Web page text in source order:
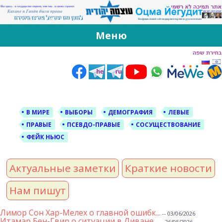
За Оцма Йегудит
עוצמה יהודית ברוסית ובעברית
Меню
В МИРЕ ВЫБОРЫ ДЕМОГРАФИЯ
ЛЕВЫЕ
ПРАВЫЕ
ПСЕВДО-ПРАВЫЕ
СОСУЩЕСТВОВАНИЕ
ФЕЙК НЬЮС
Актуальные заметки
Краткие новости
Нам пишут
Лимор Сон Хар-Мелех о главной ошибк... -- 03/06/2026